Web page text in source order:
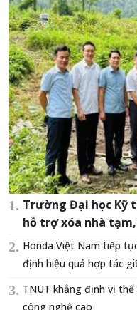
Trường Đại học Kỹ
hỗ trợ xóa nhà
Honda Việt Nam tiếp
định hiệu quả hợp tác
TNUT khẳng định vị
công nghệ cao